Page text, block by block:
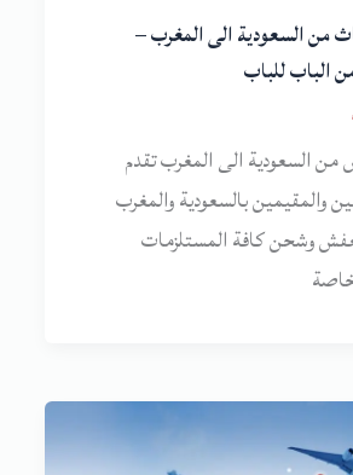
من السعودية الى المغرب –
الباب للباب
السعودية الى المغرب تقدم
والمقيمين بالسعودية والمغرب
وشحن كافة المستلزمات